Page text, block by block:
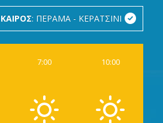
ΚΑΙΡΟΣ: ΠΕΡΑΜΑ - ΚΕΡΑΤΣΙΝΙ
10:00
7:00